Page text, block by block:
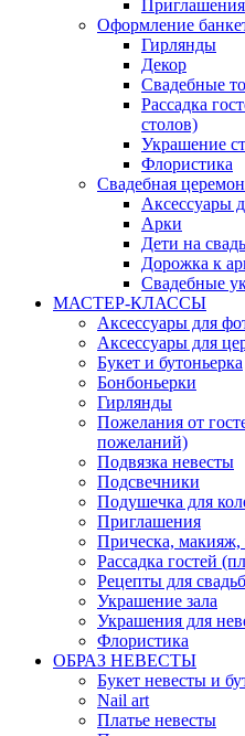
Приглашения
Оформление
Гирлянды
Декор
Свадебные
Рассадка
столов)
Украшение
Флористика
Свадебная
Аксессуары
Арки
Дети на
Дорожка к
Свадебные
МАСТЕР-КЛАССЫ
Аксессуары для
Аксессуары для
Букет и бутоньерка
Бонбоньерки
Гирлянды
Пожелания от
пожеланий)
Подвязка невесты
Подсвечники
Подушечка для
Приглашения
Прическа,
Рассадка гостей
Рецепты для
Украшение зала
Украшения для
Флористика
ОБРАЗ НЕВЕСТЫ
Букет невесты и
Nail art
Платье невесты